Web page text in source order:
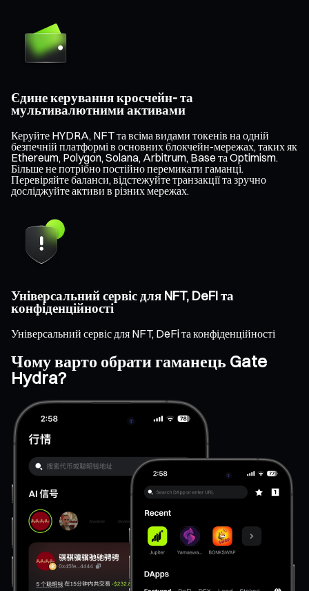
Єдине керування кросчейн- та
мультивалютними активами
Керуйте HYDRA, NFT та всіма видами токенів на одній
безпечній платформі в основних блокчейн-мережах, таких як
Ethereum, Polygon, Solana, Arbitrum, Base та Optimism.
Більше не потрібно постійно перемикати гаманці.
Перевіряйте баланси, відстежуйте транзакції та зручно
досліджуйте активи в різних мережах.
Універсальний сервіс для NFT, DeFi та
конфіденційності
Універсальний сервіс для NFT, DeFi та конфіденційності
Чому варто обрати гаманець Gate
Hydra?